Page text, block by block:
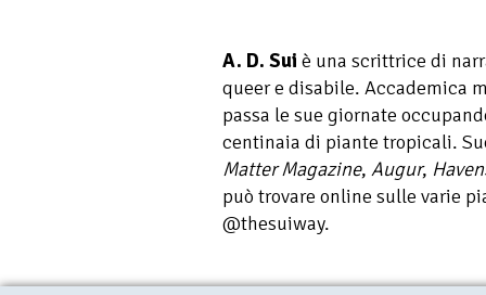
A. D. Sui è una scrittrice di
queer e disabile. Accademica
passa le sue giornate
centinaia di piante tropicali.
Matter Magazine, Augur,
può trovare online sulle varie
@thesuiway.